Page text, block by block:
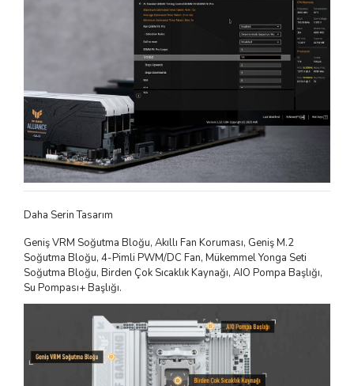
Daha Serin Tasarım
Geniş VRM Soğutma Bloğu, Akıllı Fan Koruması, Geniş M.2
Soğutma Bloğu, 4-Pimli PWM/DC Fan, Mükemmel Yonga Seti
Soğutma Bloğu, Birden Çok Sıcaklık Kaynağı, AIO Pompa Başlığı,
Su Pompası+ Başlığı.